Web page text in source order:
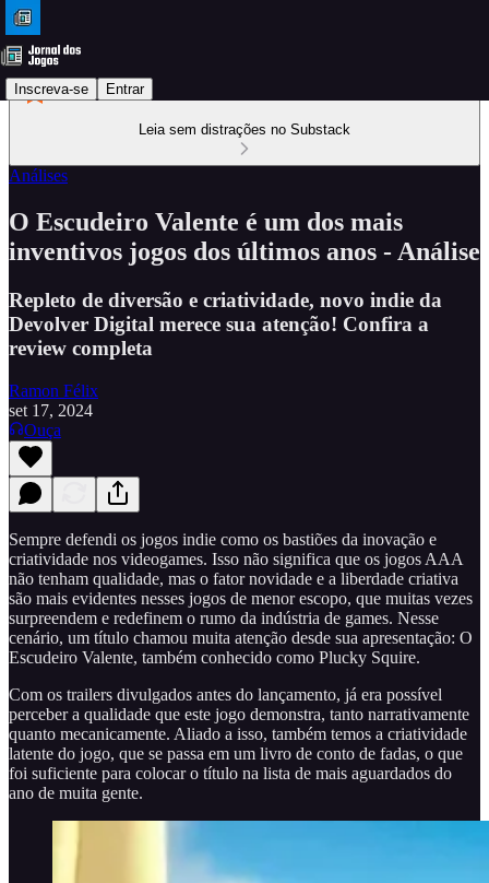
Inscreva-se Entrar
Leia sem distrações no Substack
Análises
O Escudeiro Valente é um dos mais
inventivos jogos dos últimos anos - Análise
Repleto de diversão e criatividade, novo indie da
Devolver Digital merece sua atenção! Confira a
review completa
Ramon Félix
set 17, 2024
Ouça
Sempre defendi os jogos indie como os bastiões da inovação e
criatividade nos videogames. Isso não significa que os jogos AAA
não tenham qualidade, mas o fator novidade e a liberdade criativa
são mais evidentes nesses jogos de menor escopo, que muitas vezes
surpreendem e redefinem o rumo da indústria de games. Nesse
cenário, um título chamou muita atenção desde sua apresentação: O
Escudeiro Valente, também conhecido como Plucky Squire.
Com os trailers divulgados antes do lançamento, já era possível
perceber a qualidade que este jogo demonstra, tanto narrativamente
quanto mecanicamente. Aliado a isso, também temos a criatividade
latente do jogo, que se passa em um livro de conto de fadas, o que
foi suficiente para colocar o título na lista de mais aguardados do
ano de muita gente.